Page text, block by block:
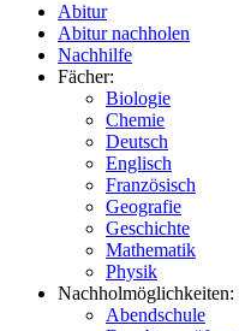
Abitur
Abitur nachholen
Nachhilfe
Fächer:
Biologie
Chemie
Deutsch
Englisch
Französisch
Geografie
Geschichte
Mathematik
Physik
Nachholmöglichkeiten:
Abendschule